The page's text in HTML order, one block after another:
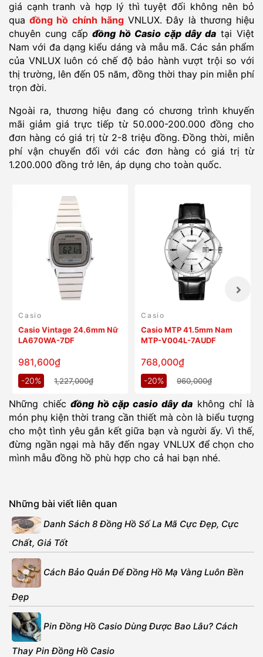
giá cạnh tranh và hợp lý thì tuyệt đối không nên bỏ
quađồng hồ chính hãngVNLUX. Đây là thương hiệu
chuyên cung cấpđồng hồ Casio cặp dây da tại Việt
Nam với đa dạng kiểu dáng và mẫu mã. Các sản phẩm
của VNLUX luôn có chế độ bảo hành vượt trội so với
thị trường, lên đến 05 năm, đồng thời thay pin miễn phí
trọn đời.
Ngoài ra, thương hiệu đang có chương trình khuyến
mãi giảm giá trực tiếp từ 50.000-200.000 đồng cho
đơn hàng có giá trị từ 2-8 triệu đồng. Đồng thời, miễn
phí vận chuyển đối với các đơn hàng có giá trị từ
1.200.000 đồng trở lên, áp dụng cho toàn quốc.
Casio
Casio Vintage 24.6mm Nữ
LA670WA-7DF
981,600₫
-20% 1,227,000₫
Casio
Casio MTP 41.5mm Nam
MTP-V004L-7AUDF
768,000₫
-20% 960,000₫
Những chiếcđồng hồ cặp casio dây da không chỉ là
món phụ kiện thời trang cần thiết mà còn là biểu tượng
cho một tình yêu gắn kết giữa bạn và người ấy. Vì thế,
đừng ngần ngại mà hãy đến ngay VNLUX để chọn cho
mình mẫu đồng hồ phù hợp cho cả hai bạn nhé.
Những bài viết liên quan
Danh Sách 8 Đồng Hồ Số La Mã Cực Đẹp, Cực
Chất, Giá Tốt
Cách Bảo Quản Để Đồng Hồ Mạ Vàng Luôn Bền
Đẹp
Pin Đồng Hồ Casio Dùng Được Bao Lâu? Cách
Thay Pin Đồng Hồ Casio